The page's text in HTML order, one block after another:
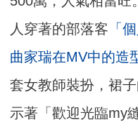
人穿著的部落客 「
曲家瑞在MV中的造
套女教師裝扮，裙
示著「歡迎光臨my